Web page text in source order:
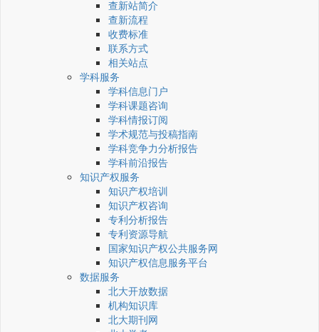
查新站简介
查新流程
收费标准
联系方式
相关站点
学科服务
学科信息门户
学科课题咨询
学科情报订阅
学术规范与投稿指南
学科竞争力分析报告
学科前沿报告
知识产权服务
知识产权培训
知识产权咨询
专利分析报告
专利资源导航
国家知识产权公共服务网
知识产权信息服务平台
数据服务
北大开放数据
机构知识库
北大期刊网